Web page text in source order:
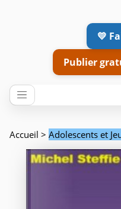
💛
Publier
Accueil > Adolescents et